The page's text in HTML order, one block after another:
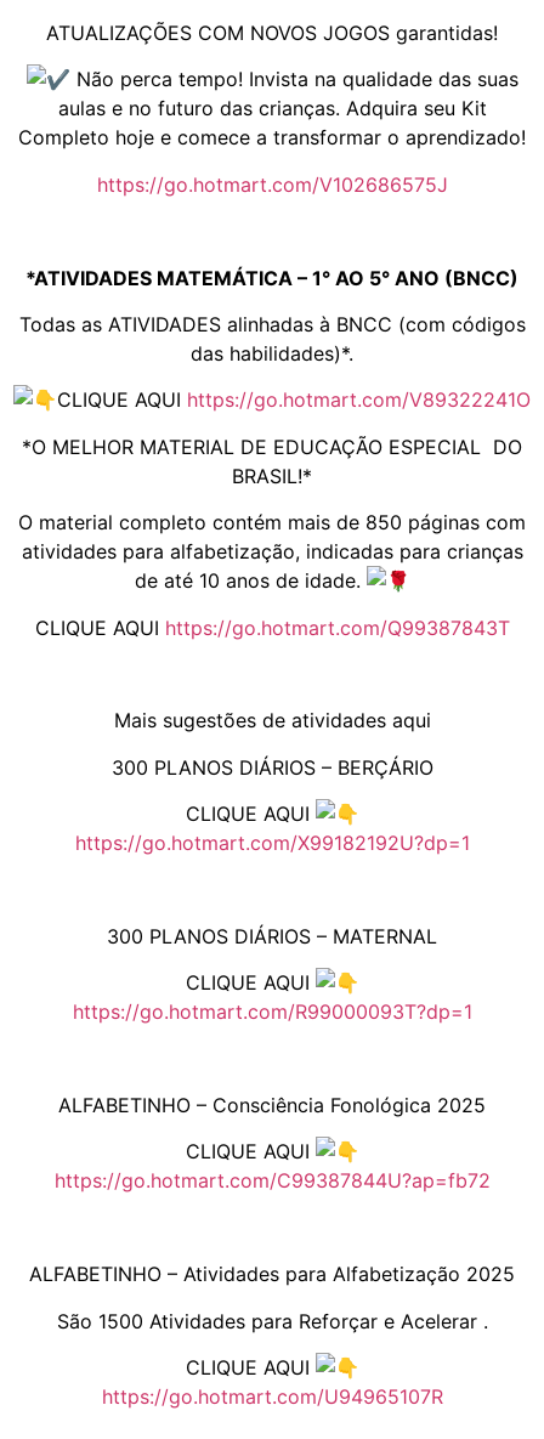
ATUALIZAÇÕES COM NOVOS JOGOS garantidas!
Não perca tempo! Invista na qualidade das suas
aulas e no futuro das crianças. Adquira seu Kit
Completo hoje e comece a transformar o aprendizado!
https://go.hotmart.com/V102686575J
*ATIVIDADES MATEMÁTICA – 1° AO 5° ANO (BNCC)
Todas as ATIVIDADES alinhadas à BNCC (com códigos
das habilidades)*.
CLIQUE AQUI https://go.hotmart.com/V89322241O
*O MELHOR MATERIAL DE EDUCAÇÃO ESPECIAL DO
BRASIL!*
O material completo contém mais de 850 páginas com
atividades para alfabetização, indicadas para crianças
de até 10 anos de idade.
CLIQUE AQUI https://go.hotmart.com/Q99387843T
Mais sugestões de atividades aqui
300 PLANOS DIÁRIOS – BERÇÁRIO
CLIQUE AQUI
https://go.hotmart.com/X99182192U?dp=1
300 PLANOS DIÁRIOS – MATERNAL
CLIQUE AQUI
https://go.hotmart.com/R99000093T?dp=1
ALFABETINHO – Consciência Fonológica 2025
CLIQUE AQUI
https://go.hotmart.com/C99387844U?ap=fb72
ALFABETINHO – Atividades para Alfabetização 2025
São 1500 Atividades para Reforçar e Acelerar .
CLIQUE AQUI
https://go.hotmart.com/U94965107R